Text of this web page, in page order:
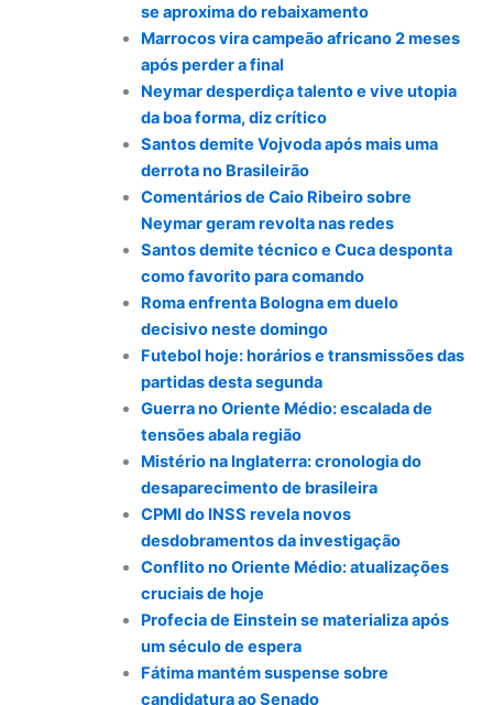
se aproxima do rebaixamento
Marrocos vira campeão africano 2 meses
após perder a final
Neymar desperdiça talento e vive utopia
da boa forma, diz crítico
Santos demite Vojvoda após mais uma
derrota no Brasileirão
Comentários de Caio Ribeiro sobre
Neymar geram revolta nas redes
Santos demite técnico e Cuca desponta
como favorito para comando
Roma enfrenta Bologna em duelo
decisivo neste domingo
Futebol hoje: horários e transmissões das
partidas desta segunda
Guerra no Oriente Médio: escalada de
tensões abala região
Mistério na Inglaterra: cronologia do
desaparecimento de brasileira
CPMI do INSS revela novos
desdobramentos da investigação
Conflito no Oriente Médio: atualizações
cruciais de hoje
Profecia de Einstein se materializa após
um século de espera
Fátima mantém suspense sobre
candidatura ao Senado